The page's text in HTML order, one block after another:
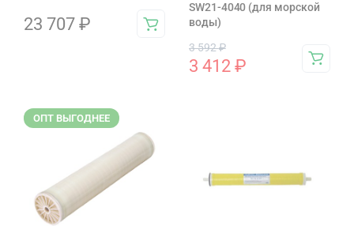
23 707 ₽
SW21-4040 (для морской
воды)
3 592₽
3 412 ₽
ОПТ ВЫГОДНЕЕ